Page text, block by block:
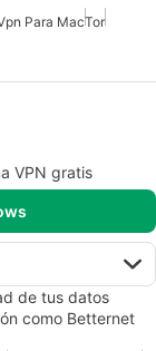
Para MacTor
VPN gratis
de tus datos
como Betternet